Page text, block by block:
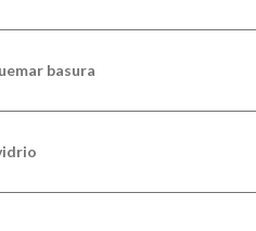
basura